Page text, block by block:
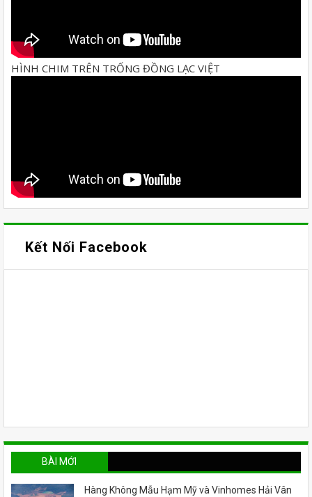
HÌNH CHIM TRÊN TRỐNG ĐỒNG LẠC VIỆT
Kết Nối Facebook
BÀI MỚI
Hàng Không Mẫu Hạm Mỹ và Vinhomes Hải Vân